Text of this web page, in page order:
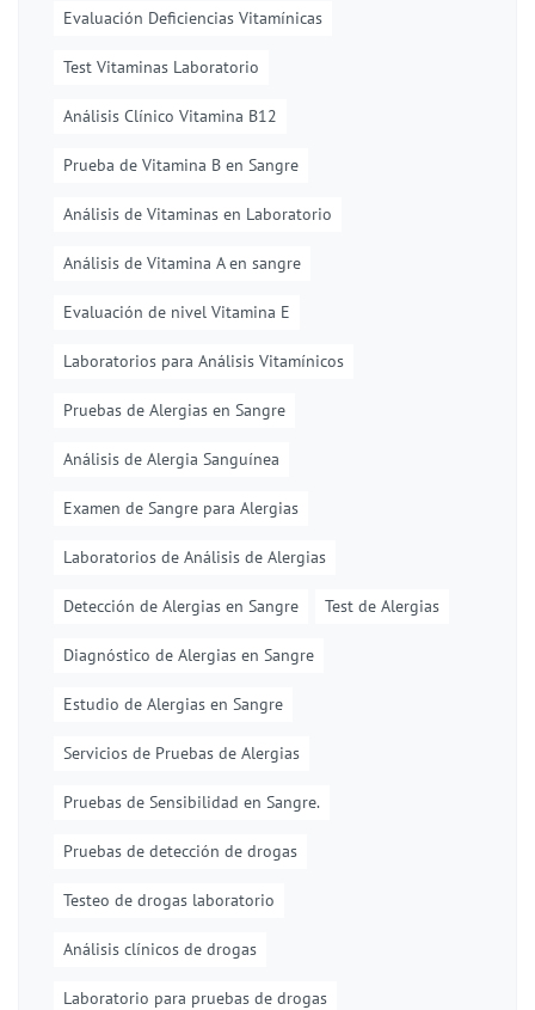
Evaluación Deficiencias Vitamínicas
Test Vitaminas Laboratorio
Análisis Clínico Vitamina B12
Prueba de Vitamina B en Sangre
Análisis de Vitaminas en Laboratorio
Análisis de Vitamina A en sangre
Evaluación de nivel Vitamina E
Laboratorios para Análisis Vitamínicos
Pruebas de Alergias en Sangre
Análisis de Alergia Sanguínea
Examen de Sangre para Alergias
Laboratorios de Análisis de Alergias
Detección de Alergias en Sangre Test de Alergias
Diagnóstico de Alergias en Sangre
Estudio de Alergias en Sangre
Servicios de Pruebas de Alergias
Pruebas de Sensibilidad en Sangre.
Pruebas de detección de drogas
Testeo de drogas laboratorio
Análisis clínicos de drogas
Laboratorio para pruebas de drogas